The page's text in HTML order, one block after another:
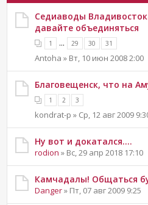
Седиаводы
давайте объединяться
1 ... 29 30 31
Antoha » Вт, 10 июн 2008 2:00
Благовещенск, что на
1 2 3
kondrat-p » Ср, 12 авг 2009
Ну вот и докатался....
rodion » Вс, 29 апр 2018 17:10
Камчадалы! Общаться
Danger» Пт, 07 авг 2009 9:25